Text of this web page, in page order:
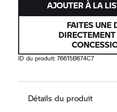
AJOUTER À LA
FAITES UNE
ID du produit:76615B674C7
Détails du produit